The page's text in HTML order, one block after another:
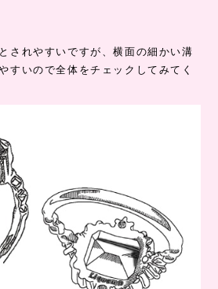
されやすいですが、横面の細かい溝
すいので全体をチェックしてみてく